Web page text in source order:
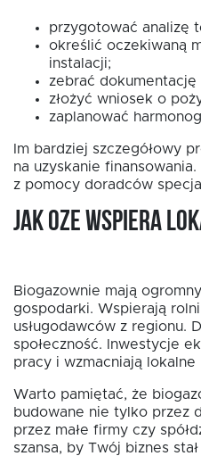
przygotować analizę
określić oczekiwaną
instalacji;
zebrać
złożyć wniosek o
zaplanować
Im bardziej szczegółowy
na uzyskanie
z pomocy doradców
Jak OZE wspiera
Biogazownie mają
gospodarki. Wspierają
usługodawców z regionu.
społeczność. Inwestycje
pracy i wzmacniają lokalne
Warto pamiętać, że
budowane nie tylko przez
przez małe firmy czy
szansa, by Twój biznes